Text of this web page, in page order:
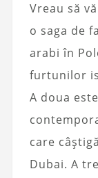
Vreau să
o saga de
arabi în
furtunilor
A doua
care
Dubai. A